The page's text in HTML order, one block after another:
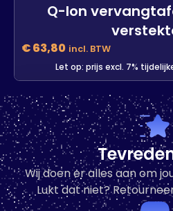
Q-lon
€63,80 incl. BTW
Let op: prijs excl. 7%
Q-lon
-
In den Warenkorb
Wij doen er alles aan om
Lukt dat niet?